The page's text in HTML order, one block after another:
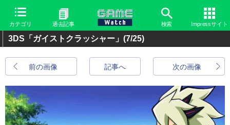
カテゴリ 過去記事 検索 Impressサイト
3DS「ガイストクラッシャー」 (7/25)
前の画像 次の画像
記事へ